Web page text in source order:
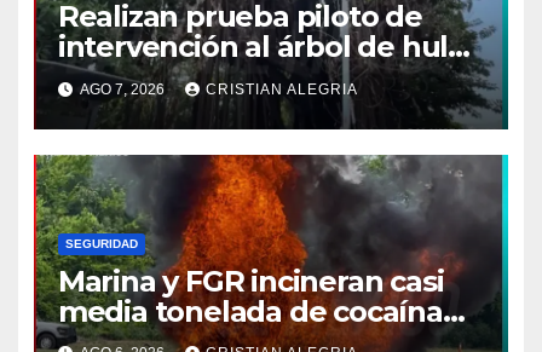
Realizan prueba piloto de
intervención al árbol de hule
en Tapachula
AGO 7, 2026 CRISTIAN ALEGRIA
SEGURIDAD
Marina y FGR incineran casi
media tonelada de cocaína
asegurada frente a las costas